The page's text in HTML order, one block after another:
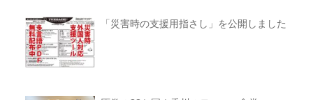
「災害時の支援用指さし」を公開しました